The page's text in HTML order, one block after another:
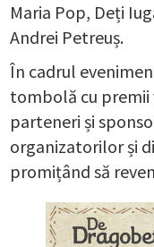
Maria Pop, Deți
Andrei Petreuș.
În cadrul
tombolă cu premii
parteneri și
organizatorilor și
promițând să